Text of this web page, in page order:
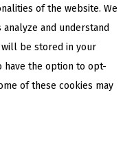
of the website. We
and understand
will be stored in your
have the option to opt-
of these cookies may